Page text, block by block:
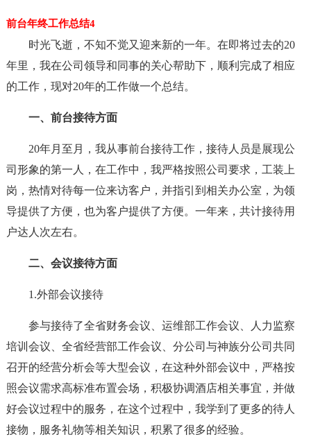
前台年终工作总结4
时光飞逝，不知不觉又迎来新的一年。在即将过去的20
年里，我在公司领导和同事的关心帮助下，顺利完成了相应
的工作，现对20年的工作做一个总结。
一、前台接待方面
20年月至月，我从事前台接待工作，接待人员是展现公
司形象的第一人，在工作中，我严格按照公司要求，工装上
岗，热情对待每一位来访客户，并指引到相关办公室，为领
导提供了方便，也为客户提供了方便。一年来，共计接待用
户达人次左右。
二、会议接待方面
1.外部会议接待
参与接待了全省财务会议、运维部工作会议、人力监察
培训会议、全省经营部工作会议、分公司与神族分公司共同
召开的经营分析会等大型会议，在这种外部会议中，严格按
照会议需求高标准布置会场，积极协调酒店相关事宜，并做
好会议过程中的服务，在这个过程中，我学到了更多的待人
接物，服务礼物等相关知识，积累了很多的经验。